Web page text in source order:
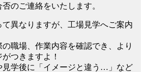
のご連絡をいたします。
て異なりますが、工場見学へご案内
職場、作業内容を確認でき、より
つきますよ！
見学後に「イメージと違う…」など